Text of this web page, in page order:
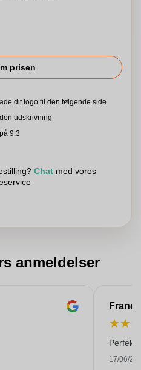
prisen
dit logo til den følgende side
udskrivning
9.3
Chat med vores
anmeldelser
★★
17/06/